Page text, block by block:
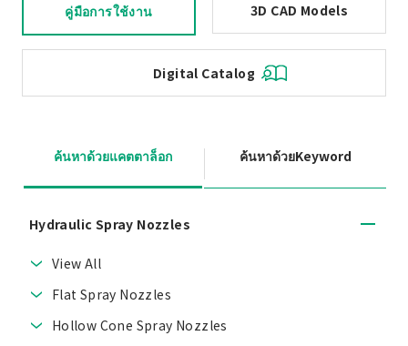
คู่มือการใช้งาน 3D CAD Models
Digital Catalog
ค้นหาด้วยแคตตาล็อก ค้นหาด้วยKeyword
Hydraulic Spray Nozzles
View All
Flat Spray Nozzles
Hollow Cone Spray Nozzles